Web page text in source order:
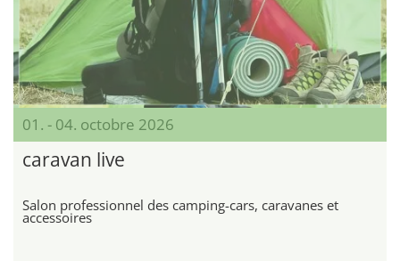
01. - 04. octobre 2026
caravan live
Salon professionnel des camping-cars, caravanes et
accessoires